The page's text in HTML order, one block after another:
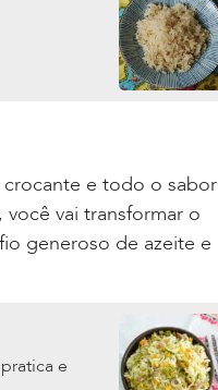
e todo o sabor
vai transformar o
generoso de azeite e
e